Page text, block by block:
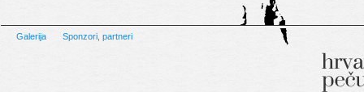
Galerija Sponzori, partneri